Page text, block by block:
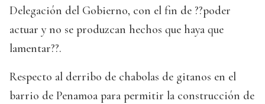
Delegación del Gobierno, con el fin de ??poder
actuar y no se produzcan hechos que haya que
lamentar??.
Respecto al derribo de chabolas de gitanos en el
barrio de Penamoa para permitir la construcción de